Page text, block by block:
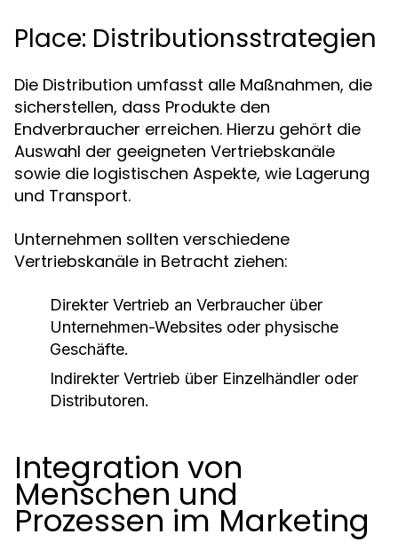
Place: Distributionsstrategien
Die Distribution umfasst alle Maßnahmen, die
sicherstellen, dass Produkte den
Endverbraucher erreichen. Hierzu gehört die
Auswahl der geeigneten Vertriebskanäle
sowie die logistischen Aspekte, wie Lagerung
und Transport.
Unternehmen sollten verschiedene
Vertriebskanäle in Betracht ziehen:
Direkter Vertrieb an Verbraucher über
Unternehmen-Websites oder physische
Geschäfte.
Indirekter Vertrieb über Einzelhändler oder
Distributoren.
Integration von
Menschen und
Prozessen im Marketing